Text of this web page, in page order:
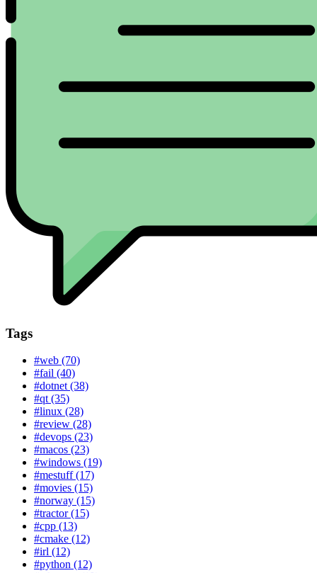
Tags
#web (70)
#fail (40)
#dotnet (38)
#qt (35)
#linux (28)
#review (28)
#devops (23)
#macos (23)
#windows (19)
#mestuff (17)
#movies (15)
#norway (15)
#tractor (15)
#cpp (13)
#cmake (12)
#irl (12)
#python (12)